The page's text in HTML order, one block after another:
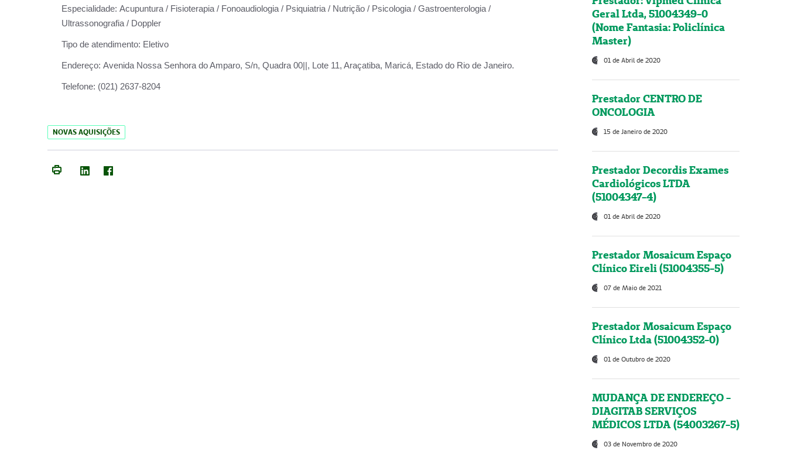
Especialidade: Acupuntura / Fisioterapia / Fonoaudiologia / Psiquiatria / Nutrição / Psicologia / Gastroenterologia /
Ultrassonografia / Doppler
Tipo de atendimento: Eletivo
Endereço: Avenida Nossa Senhora do Amparo, S/n, Quadra 00||, Lote 11, Araçatiba, Maricá, Estado do Rio de Janeiro.
Telefone: (021) 2637-8204
NOVAS AQUISIÇÕES
Geral Ltda, 51004349-0
(Nome Fantasia: Policlínica
Master)
01 de Abril de 2020
Prestador CENTRO DE
ONCOLOGIA
15 de Janeiro de 2020
Prestador Decordis Exames
Cardiológicos LTDA
(51004347-4)
01 de Abril de 2020
Prestador Mosaicum Espaço
Clínico Eireli (51004355-5)
07 de Maio de 2021
Prestador Mosaicum Espaço
Clínico Ltda (51004352-0)
01 de Outubro de 2020
MUDANÇA DE ENDEREÇO -
DIAGITAB SERVIÇOS
MÉDICOS LTDA (54003267-5)
03 de Novembro de 2020